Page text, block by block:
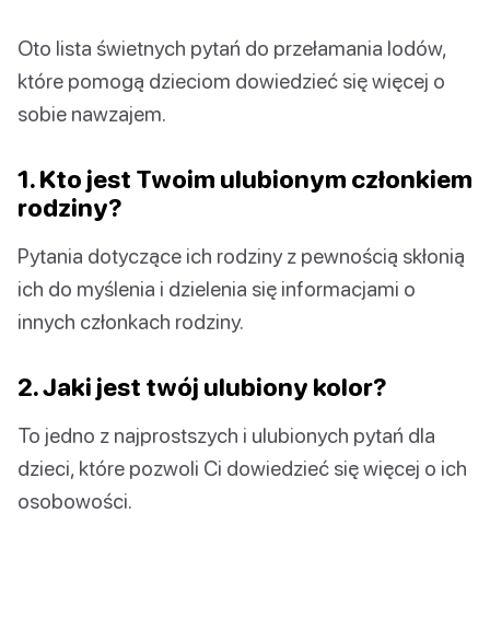
Oto lista świetnych pytań do przełamania lodów,
które pomogą dzieciom dowiedzieć się więcej o
sobie nawzajem.
1. Kto jest Twoim ulubionym członkiem
rodziny?
Pytania dotyczące ich rodziny z pewnością skłonią
ich do myślenia i dzielenia się informacjami o
innych członkach rodziny.
2. Jaki jest twój ulubiony kolor?
To jedno z najprostszych i ulubionych pytań dla
dzieci, które pozwoli Ci dowiedzieć się więcej o ich
osobowości.